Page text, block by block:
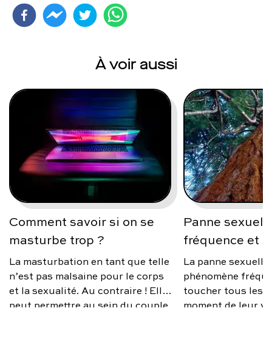
À voir aussi
Comment savoir si on se
masturbe trop ?
La masturbation en tant que telle
n’est pas malsaine pour le corps
et la sexualité. Au contraire ! Elle
peut permettre au sein du couple
Panne
fréquence et
La panne
phénomène
toucher tous les
moment de leur